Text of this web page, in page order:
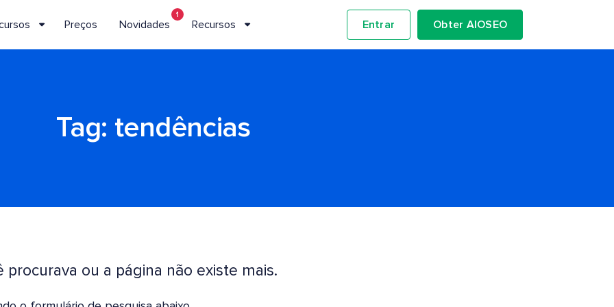
Preços Novidades
1
Recursos Entrar Obter AIOSEO
Tag: tendências
ou a página não existe mais.